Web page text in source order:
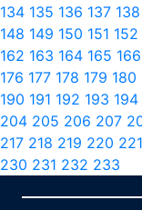
134 135 136 137 138
148 149 150 151 152
162 163 164 165 166
176 177 178 179 180
190 191 192 193 194
204 205 206 207
217 218 219 220 221
230 231 232 233